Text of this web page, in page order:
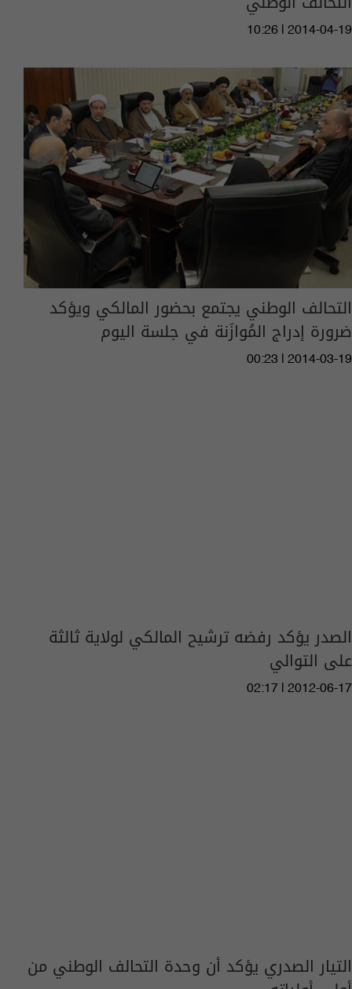
10:26 | 2014-04-19
التحالف الوطني يجتمع بحضور المالكي ويؤكد
ضرورة إدراج المُوازَنة في جلسة اليوم
00:23 | 2014-03-19
الصدر يؤكد رفضه ترشيح المالكي لولاية ثالثة
على التوالي
02:17 | 2012-06-17
التيار الصدري يؤكد أن وحدة التحالف الوطني من